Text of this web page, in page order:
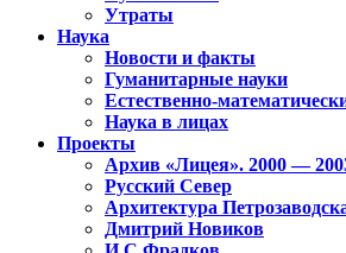
Утраты
Наука
Новости и факты
Гуманитарные науки
Естественно-
Наука в лицах
Проекты
Архив «Лицея». 2000 —
Русский Север
Архитектура
Дмитрий Новиков